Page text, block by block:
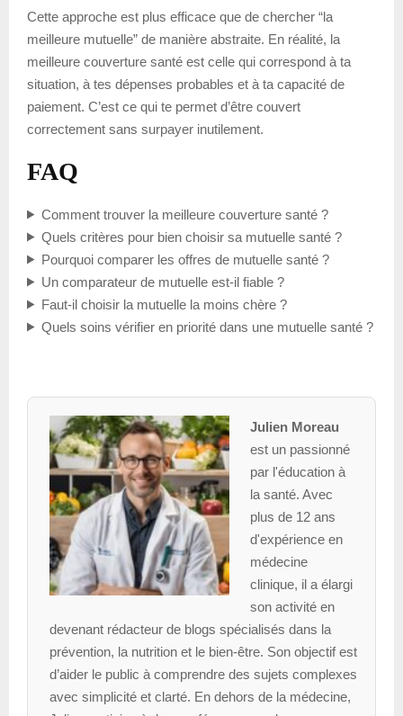
Cette approche est plus efficace que de chercher “la
meilleure mutuelle” de manière abstraite. En réalité, la
meilleure couverture santé est celle qui correspond à ta
situation, à tes dépenses probables et à ta capacité de
paiement. C’est ce qui te permet d’être couvert
correctement sans surpayer inutilement.
FAQ
Comment trouver la meilleure couverture santé ?
Quels critères pour bien choisir sa mutuelle santé ?
Pourquoi comparer les offres de mutuelle santé ?
Un comparateur de mutuelle est-il fiable ?
Faut-il choisir la mutuelle la moins chère ?
Quels soins vérifier en priorité dans une mutuelle santé ?
Julien Moreau
est un passionné
par l'éducation à
la santé. Avec
plus de 12 ans
d'expérience en
médecine
clinique, il a élargi
son activité en
devenant rédacteur de blogs spécialisés dans la
prévention, la nutrition et le bien-être. Son objectif est
d’aider le public à comprendre des sujets complexes
avec simplicité et clarté. En dehors de la médecine,